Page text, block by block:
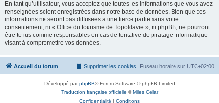
En tant qu’utilisateur, vous acceptez que toutes les informations que vous avez
renseignées soient enregistrées dans notre base de données. Bien que ces
informations ne seront pas diffusées à une tierce partie sans votre
consentement, ni « Office du tourisme de Topoldavie », ni phpBB, ne pourront
être tenus comme responsables en cas de tentative de piratage informatique
visant à compromettre vos données.
Accueil du forum Fuseau horaire sur UTC+02:00
Supprimer les cookies
Développé parphpBB® Forum Software © phpBB Limited
Traduction française officielle ©Miles Cellar
Confidentialité | Conditions